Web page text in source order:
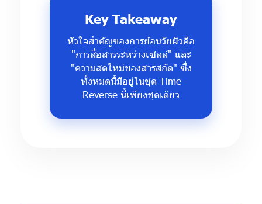
Key Takeaway
หัวใจสำคัญของการย้อนวัยผิวคือ
"การสื่อสารระหว่างเซลล์" และ
"ความสดใหม่ของสารสกัด" ซึ่ง
ทั้งหมดนี้มีอยู่ในชุด Time
Reverse นี้เพียงชุดเดียว